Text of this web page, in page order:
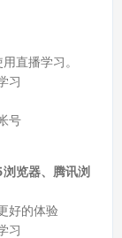
直播学习。
习
号
览器、腾讯浏
好的体验
习